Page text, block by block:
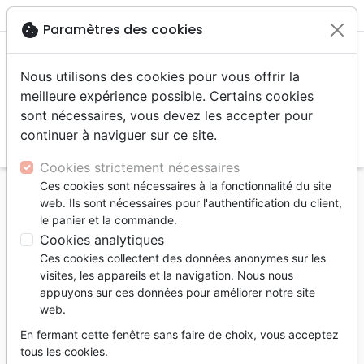
menu
Accueil Auteurs Fébrissy Cosette
Cosette Fébrissy
Liste des produits par auteur
Filtrertune
Livres
Souffrance,
Etre homme,
cookie Paramètres des cookies
Nous utilisons des cookies pour vous offrir la
meilleure expérience possible. Certains cookies
sont nécessaires, vous devez les accepter pour
continuer à naviguer sur ce site.
Cookies strictement nécessaires
Ces cookies sont nécessaires à la fonctionnalité du site
web. Ils sont nécessaires pour l'authentification du client,
le panier et la commande.
Cookies analytiques
Ces cookies collectent des données anonymes sur les
visites, les appareils et la navigation. Nous nous
appuyons sur ces données pour améliorer notre site
web.
En fermant cette fenêtre sans faire de choix, vous acceptez
tous les cookies.